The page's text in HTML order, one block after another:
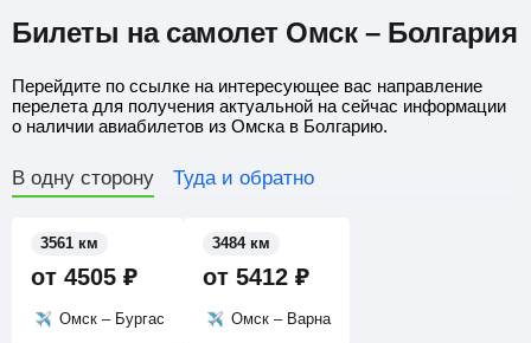
Билеты на самолет Омск – Болгария
Перейдите по ссылке на интересующее вас направление
перелета для получения актуальной на сейчас информации
о наличии авиабилетов из Омска в Болгарию.
В одну сторону Туда и обратно
от 4505 ₽
Омск – Бургас
3561 км
от 5412 ₽
Омск – Варна
3484 км